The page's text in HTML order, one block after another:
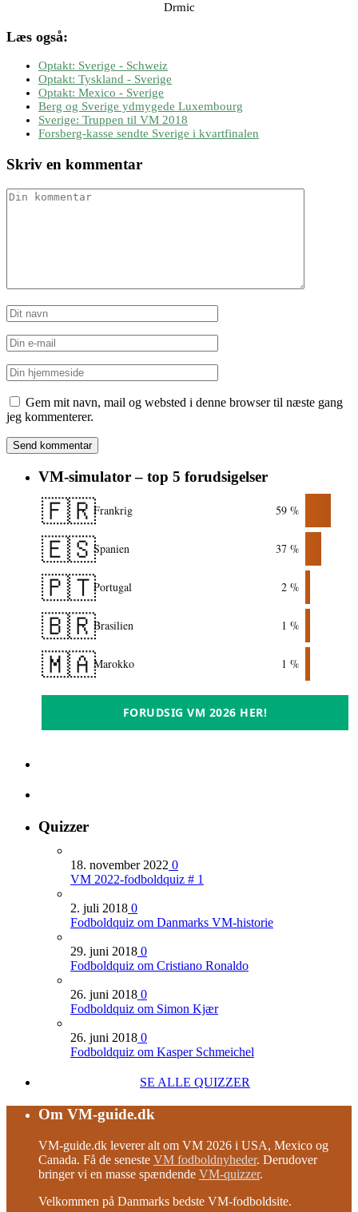
Drmic
Læs også:
Optakt: Sverige - Schweiz
Optakt: Tyskland - Sverige
Optakt: Mexico - Sverige
Berg og Sverige ydmygede Luxembourg
Sverige: Truppen til VM 2018
Forsberg-kasse sendte Sverige i kvartfinalen
Skriv en kommentar
Gem mit navn, mail og websted i denne browser til næste gang
jeg kommenterer.
VM-simulator – top 5 forudsigelser
🇫🇷Frankrig 59 %
🇪🇸Spanien 37 %
🇵🇹Portugal 2 %
🇧🇷Brasilien 1 %
🇲🇦Marokko 1 %
FORUDSIG VM 2026 HER!
Quizzer
18. november 2022 0
VM 2022-fodboldquiz # 1
2. juli 2018 0
Fodboldquiz om Danmarks VM-historie
29. juni 2018 0
Fodboldquiz om Cristiano Ronaldo
26. juni 2018 0
Fodboldquiz om Simon Kjær
26. juni 2018 0
Fodboldquiz om Kasper Schmeichel
SE ALLE QUIZZER
Om VM-guide.dk
VM-guide.dk leverer alt om VM 2026 i USA, Mexico og
Canada. Få de seneste VM fodboldnyheder. Derudover
bringer vi en masse spændende VM-quizzer.
Velkommen på Danmarks bedste VM-fodboldsite.